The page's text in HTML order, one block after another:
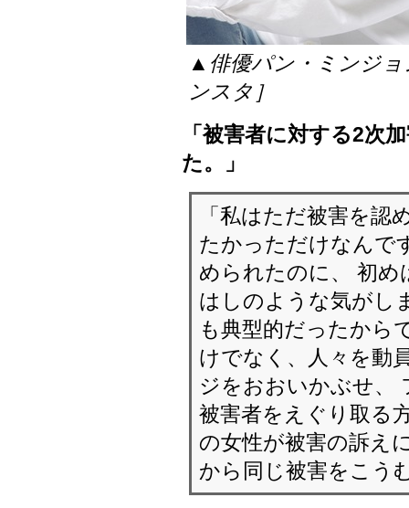
▲俳優パン・ミンジ
ンスタ］
「被害者に対する2次
た。」
「私はただ被害を認
たかっただけなんで
められたのに、 初め
はしのような気がし
も典型的だったから
けでなく、人々を動
ジをおおいかぶせ、
被害者をえぐり取る
の女性が被害の訴え
から同じ被害をこう